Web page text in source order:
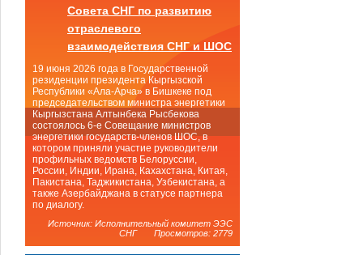
Совета СНГ по развитию
отраслевого
взаимодействия СНГ и ШОС
19 июня 2026 года в Государственной
резиденции президента Кыргызской
Республики «Ала-Арча» в Бишкеке под
председательством министра энергетики
Кыргызстана Алтынбека Рысбекова
состоялось 6-е Совещание министров
энергетики государств-членов ШОС, в
котором приняли участие руководители
профильных ведомств Белоруссии,
России, Индии, Ирана, Кахахстана, Китая,
Пакистана, Таджикистана, Узбекистана, а
также Азербайджана в статусе партнера
по диалогу.
Источник: Исполнительный комитет ЭЭС
СНГ Просмотров: 2779